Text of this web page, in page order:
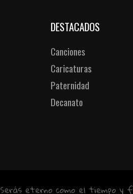
DESTACADOS
Canciones
Caricaturas
Paternidad
Decanato
Serás eterno como el tiempo y